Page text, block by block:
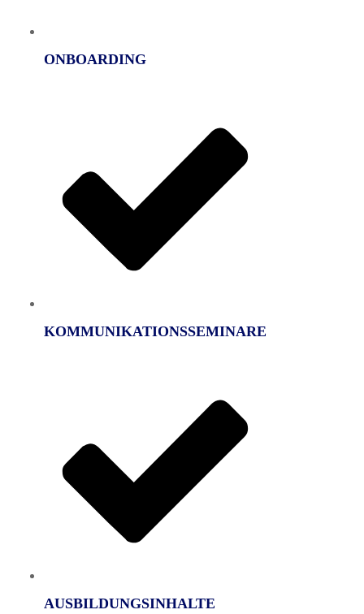
ONBOARDING
KOMMUNIKATIONSSEMINARE
AUSBILDUNGSINHALTE